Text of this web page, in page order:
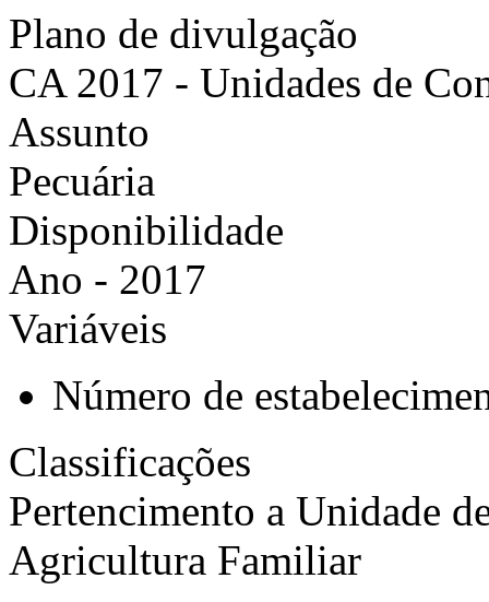
Plano de divulgação
CA 2017 - Unidades de
Assunto
Pecuária
Disponibilidade
Ano - 2017
Variáveis
Número de
Classificações
Pertencimento a Unidade
Agricultura Familiar